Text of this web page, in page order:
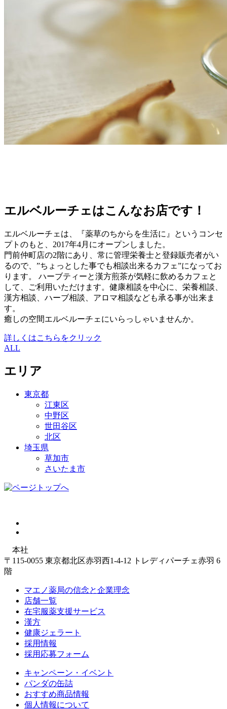
エルベルーチェはこんなお店です！
エルベルーチェは、『薬草のちからを生活に』というコンセ
プトのもと、2017年4月にオープンしました。
門前仲町店の2階にあり、常に管理栄養士と登録販売者がい
るので、”ちょっとした事でも相談出来るカフェ”になってお
ります。 ハーブティーと漢方煎茶が気軽に飲めるカフェと
して、ご利用いただけます。健康相談を中心に、栄養相談、
漢方相談、ハーブ相談、アロマ相談なども承る事が出来ま
す。
癒しの空間エルベルーチェにいらっしゃいませんか。
詳しくはこちらをクリック
ALL
エリア
東京都
江東区
中野区
世田谷区
北区
埼玉県
草加市
さいたま市
本社
〒115-0055 東京都北区赤羽西1-4-12 トレディパーチェ赤羽 6
階
マエノ薬局の信念と企業理念
店舗一覧
在宅服薬支援サービス
漢方
健康ジェラート
採用情報
採用応募フォーム
キャンペーン・イベント
パンダの缶詰
おすすめ商品情報
個人情報について